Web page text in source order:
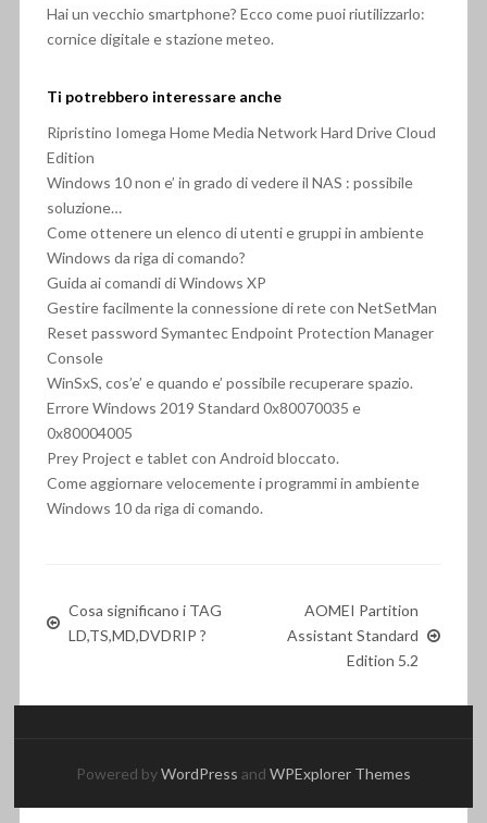
Hai un vecchio smartphone? Ecco come puoi riutilizzarlo:
cornice digitale e stazione meteo.
Ti potrebbero interessare anche
Ripristino Iomega Home Media Network Hard Drive Cloud
Edition
Windows 10 non e’ in grado di vedere il NAS : possibile
soluzione…
Come ottenere un elenco di utenti e gruppi in ambiente
Windows da riga di comando?
Guida ai comandi di Windows XP
Gestire facilmente la connessione di rete con NetSetMan
Reset password Symantec Endpoint Protection Manager
Console
WinSxS, cos’e’ e quando e’ possibile recuperare spazio.
Errore Windows 2019 Standard 0x80070035 e
0x80004005
Prey Project e tablet con Android bloccato.
Come aggiornare velocemente i programmi in ambiente
Windows 10 da riga di comando.
Cosa significano i TAG
LD,TS,MD,DVDRIP ?
AOMEI Partition
Assistant Standard
Edition 5.2
Powered byWordPress and WPExplorer Themes